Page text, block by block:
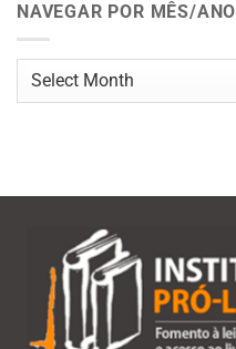
NAVEGAR POR MÊS/ANO
Navegar